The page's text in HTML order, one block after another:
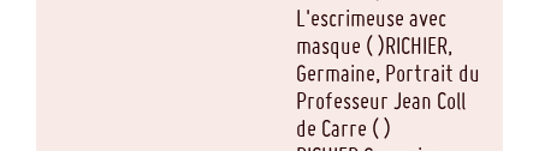
L'escrimeuse avec
masque ( )RICHIER,
Germaine, Portrait du
Professeur Jean Coll
de Carre ( )